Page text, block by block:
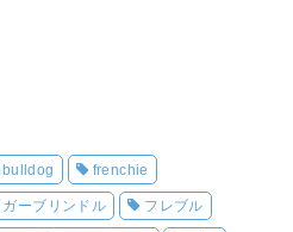
frenchie
ガーブリンドル フレブル